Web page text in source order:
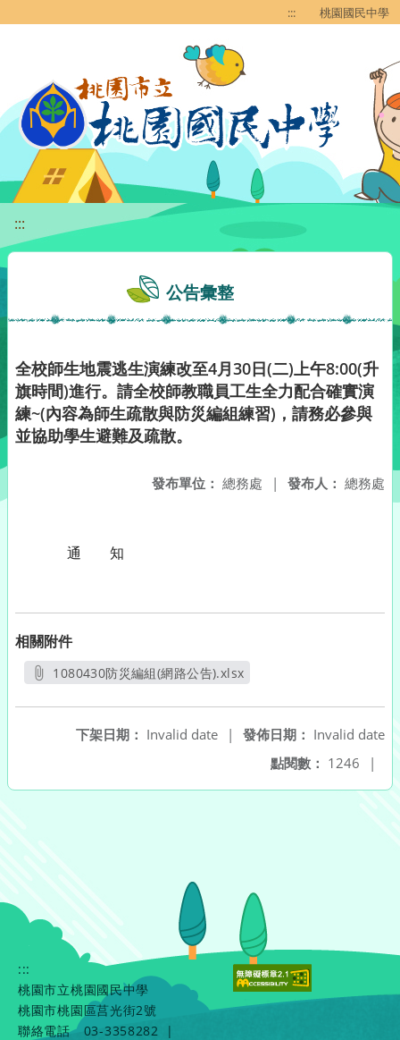
::: 桃園國民中學
:::
公告彙整
全校師生地震逃生演練改至4月30日(二)上午8:00(升
旗時間)進行。請全校師教職員工生全力配合確實演
練~(內容為師生疏散與防災編組練習)，請務必參與
並協助學生避難及疏散。
發布人： 總務處
發布單位： 總務處 |
通 知
相關附件
1080430防災編組(網路公告).xlsx
發佈日期： Invalid date
下架日期： Invalid date
|
點閱數： 1246 |
:::
桃園市立桃園國民中學
桃園市桃園區莒光街2號
聯絡電話
03-3358282
|